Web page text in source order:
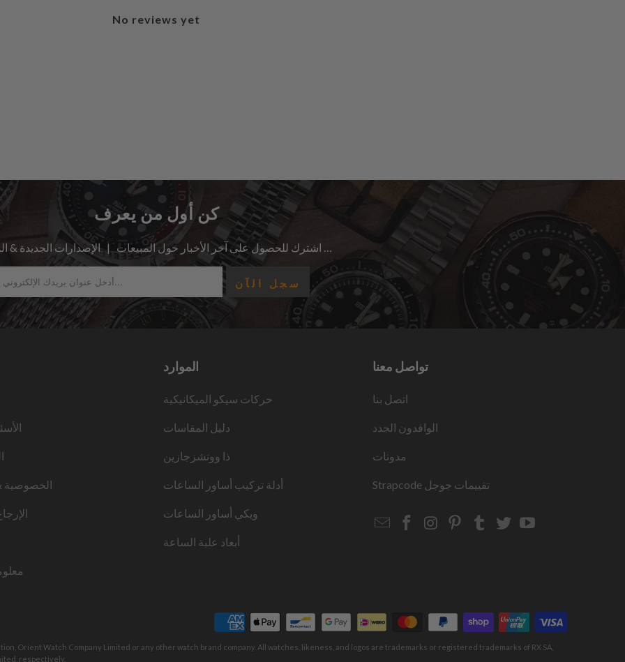
No reviews yet
كن أول من يعرف
الخصوصية
الموارد
حركات سيكو الميكانيكية
دليل المقاسات
ذا ووتشزجازين
أدلة تركيب أساور الساعات
ويكي أساور الساعات
أبعاد علبة الساعة
تواصل معنا
اتصل بنا
الوافدون الجدد
مدونات
Strapcode تقييمات جوجل
EmailStrapcode
Strapcode
Strapcode
Strapcode
Strapcode
Orient Watch Company Limited or any other watch brand company. All watches, likeness, and logos are trademarks or registered trademarks of RX SA,
respectively.